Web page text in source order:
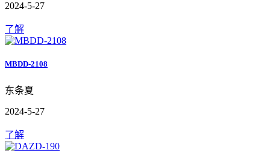
2024-5-27
了解
MBDD-2108
东条夏
2024-5-27
了解